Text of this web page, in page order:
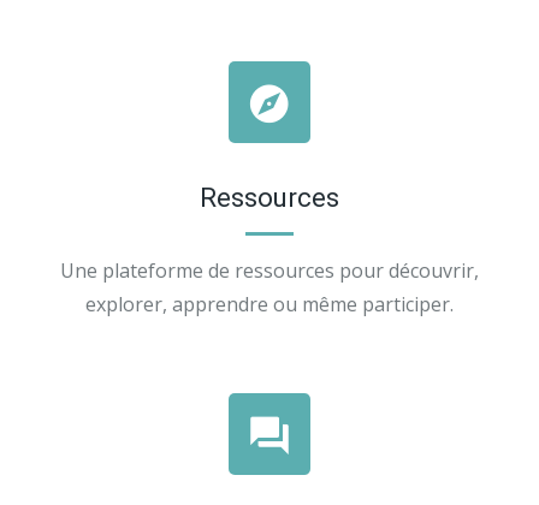
Ressources
Une plateforme de ressources pour découvrir,
explorer, apprendre ou même participer.